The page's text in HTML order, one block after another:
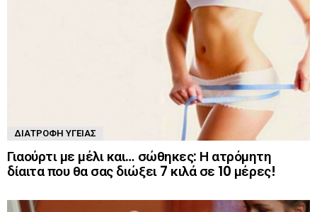
ΔΙΑΤΡΟΦΉ ΥΓΕΊΑΣ
Γιαούρτι με μέλι και… σώθηκες: Η ατρόμητη
δίαιτα που θα σας διώξει 7 κιλά σε 10 μέρες!